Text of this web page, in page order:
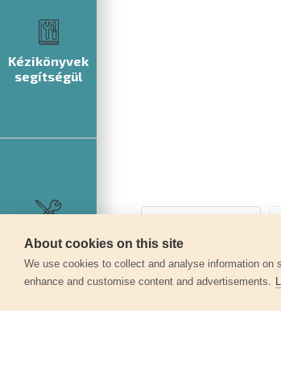
Kézikönyvek
segítségül
Szerviz
About cookies on this site
We use cookies to collect and analyse information on
enhance and customise content and advertisements.